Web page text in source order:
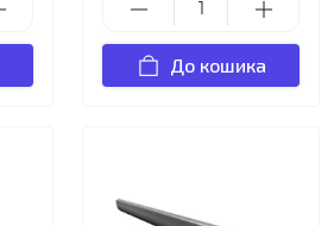
До кошика